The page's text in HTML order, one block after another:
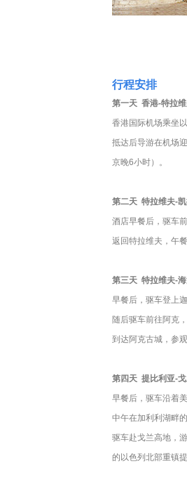
行程安排
第一天 香港-特拉
香港国际机场乘坐
抵达后导游在机场
京晚6小时）。
第二天 特拉维夫-
酒店早餐后，驱车
返回特拉维夫，午
第三天 特拉维夫-
早餐后，驱车登上
随后驱车前往阿克
到达阿克古城，参
第四天 提比利亚-
早餐后，驱车沿着
中午在加利利湖畔
驱车赴戈兰高地，
的以色列北部重镇